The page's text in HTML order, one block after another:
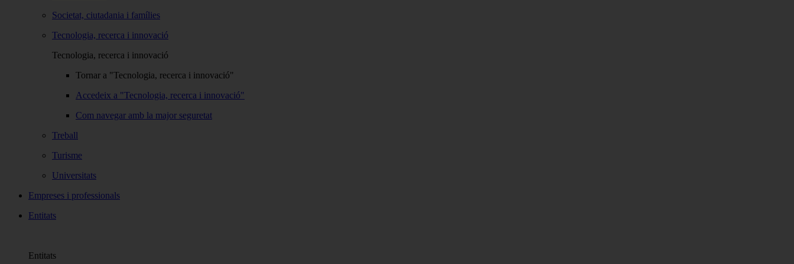
Societat, ciutadania i famílies
Tecnologia, recerca i innovació
Tecnologia, recerca i innovació
Tornar a "Tecnologia, recerca i innovació"
Accedeix a "Tecnologia, recerca i innovació"
Com navegar amb la major seguretat
Treball
Turisme
Universitats
Empreses i professionals
Entitats
Entitats